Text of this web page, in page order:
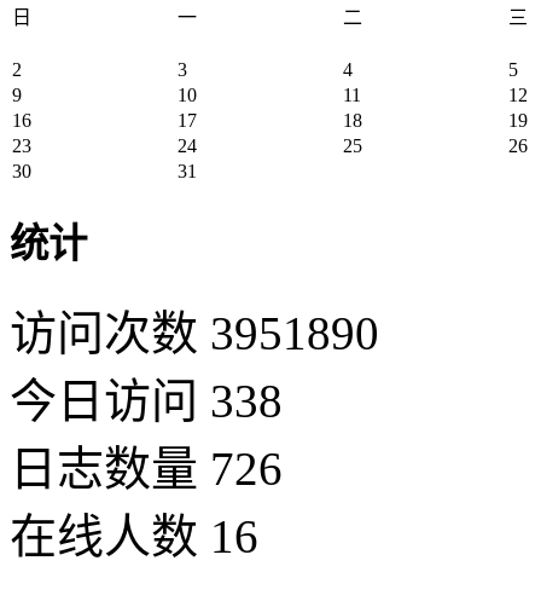
日
一 二 三
2 3 4
5
9
10 11
12
16
17 18
19
23
24 25
26
30
31
统计
访问次数 3951890
今日访问 338
日志数量 726
在线人数 16